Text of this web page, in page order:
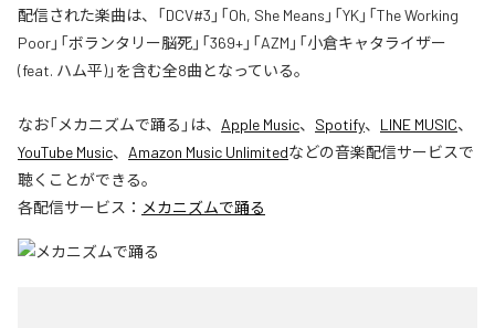
配信された楽曲は、「DCV#3」「Oh, She Means」「YK」「The Working
Poor」「ボランタリー脳死」「369+」「AZM」「小倉キャタライザー
(feat. ハム平)」を含む全8曲となっている。
なお「メカニズムで踊る 」は、 Apple Music、 Spotify、 LINE MUSIC、
YouTube Music、 Amazon Music Unlimitedなどの音楽配信サービスで
聴くことができる。
各配信サービス： メカニズムで踊る